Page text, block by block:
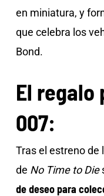
en miniatura, y
que celebra los
Bond.
El regalo
007:
Tras el estreno de
de No Time to Die
de deseo para